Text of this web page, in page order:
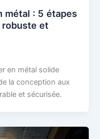
métal : 5 étapes
et
en métal solide
la conception aux
et sécurisée.